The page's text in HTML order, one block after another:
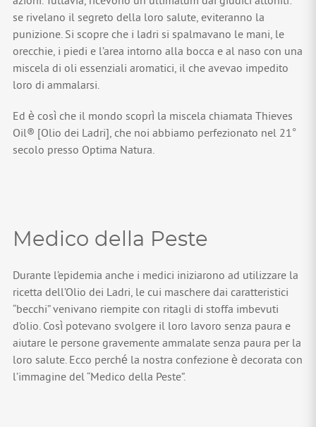
se rivelano il segreto della loro salute, eviteranno la
punizione. Si scopre che i ladri si spalmavano le mani, le
orecchie, i piedi e l’area intorno alla bocca e al naso con una
miscela di oli essenziali aromatici, il che avevao impedito
loro di ammalarsi.
Ed è così che il mondo scoprì la miscela chiamata Thieves
Oil® [Olio dei Ladri], che noi abbiamo perfezionato nel 21°
secolo presso Optima Natura.
Medico della Peste
Durante l’epidemia anche i medici iniziarono ad utilizzare la
ricetta dell’Olio dei Ladri, le cui maschere dai caratteristici
“becchi” venivano riempite con ritagli di stoffa imbevuti
d’olio. Così potevano svolgere il loro lavoro senza paura e
aiutare le persone gravemente ammalate senza paura per la
loro salute. Ecco perché la nostra confezione è decorata con
l’immagine del “Medico della Peste”.